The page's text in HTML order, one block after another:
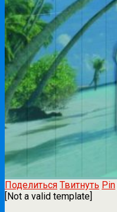
Поделиться Твитнуть Pin
[Not a valid template]